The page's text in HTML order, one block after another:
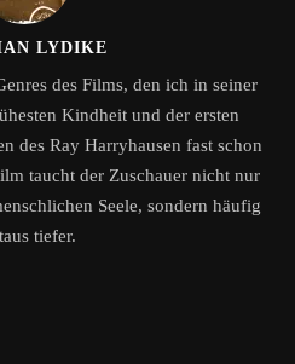
LYDIKE
des Films, den ich in seiner
Kindheit und der ersten
des Ray Harryhausen fast schon
taucht der Zuschauer nicht nur
Seele, sondern häufig
tiefer.